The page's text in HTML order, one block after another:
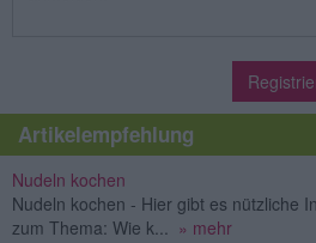
Artikelempfehlung
Nudeln kochen
Nudeln kochen - Hier gibt es nützliche
zum Thema: Wie k...
» mehr